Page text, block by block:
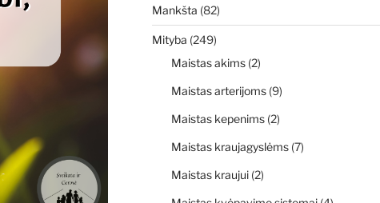
Mankšta (82)
Mityba (249)
Maistas akims(2)
Maistas arterijoms(9)
Maistas kepenims(2)
Maistas kraujagyslėms(7)
Maistas kraujui(2)